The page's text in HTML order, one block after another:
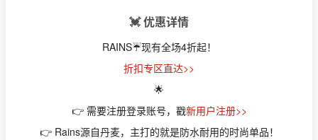
💓 优惠详情
RAINS☔️现有全场4折起！
折扣专区直达>>
🌟
👉 需要注册登录账号，戳新用户注册>>
👉 Rains源自丹麦，主打的就是防水耐用的时尚单品！